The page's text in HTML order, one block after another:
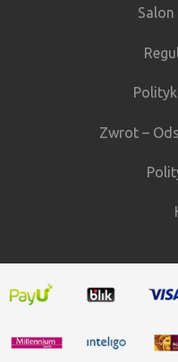
Zwrot –